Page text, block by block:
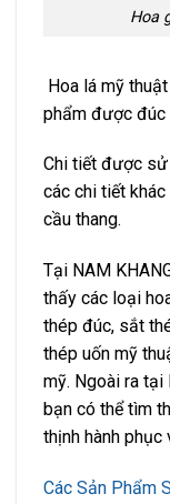
Hoa
Hoa lá mỹ
phẩm được đúc
Chi tiết được sử
các chi tiết
cầu thang.
Tại NAM
thấy các loại
thép đúc, sắt
thép uốn mỹ
mỹ. Ngoài ra tại
bạn có thể tìm
thịnh hành
Các Sản Phẩm